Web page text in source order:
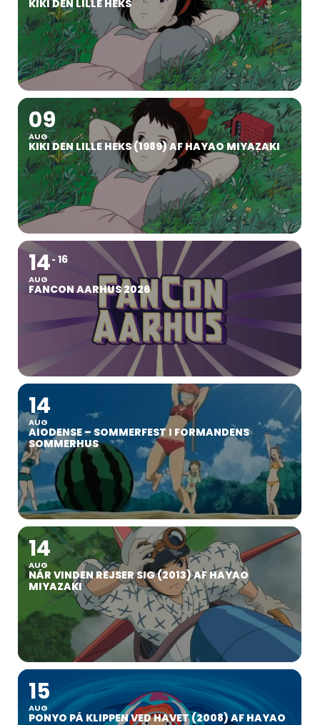
KIKI DEN LILLE HEKS
09
AUG
KIKI DEN LILLE HEKS (1989) AF HAYAO MIYAZAKI
14
AUG
16
FANCON AARHUS 2026
14
AUG
AIODENSE – SOMMERFEST I FORMANDENS
SOMMERHUS
14
AUG
NÅR VINDEN REJSER SIG (2013) AF HAYAO
MIYAZAKI
15
AUG
PONYO PÅ KLIPPEN VED HAVET (2008) AF HAYAO